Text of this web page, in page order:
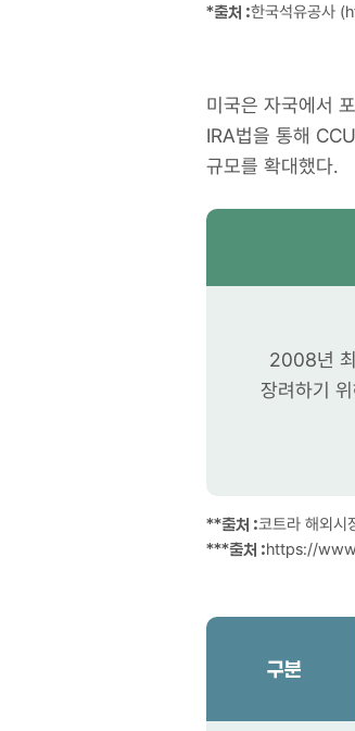
*출처 :한국석유공사
미국은 자국에서
IRA법을 통해
규모를 확대했다.
2008년
장려하기
**출처 :코트라 해외
***출처 :https://
구분